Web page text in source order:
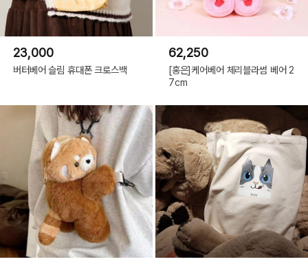
23,000
버터베어 슬림 휴대폰 크로스백
62,250
[홍은]케어베어 체리블라썸 베어 2
7cm